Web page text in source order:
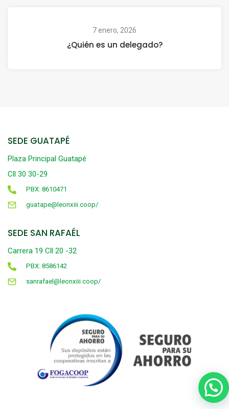
7 enero, 2026
¿Quién es un delegado?
SEDE GUATAPÉ
Plaza Principal Guatapé
Cll 30 30-29
PBX: 8610471
guatape@leonxiii.coop/
SEDE SAN RAFAÉL
Carrera 19 Cll 20 -32
PBX: 8586142
sanrafael@leonxiii.coop/